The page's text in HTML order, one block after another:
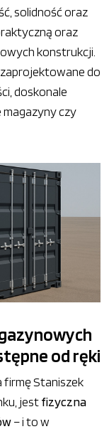
solidność oraz
oraz
konstrukcji.
zaprojektowane do
doskonale
magazyny czy
od ręki
firmę Staniszek
jestfizyczna
– i to w